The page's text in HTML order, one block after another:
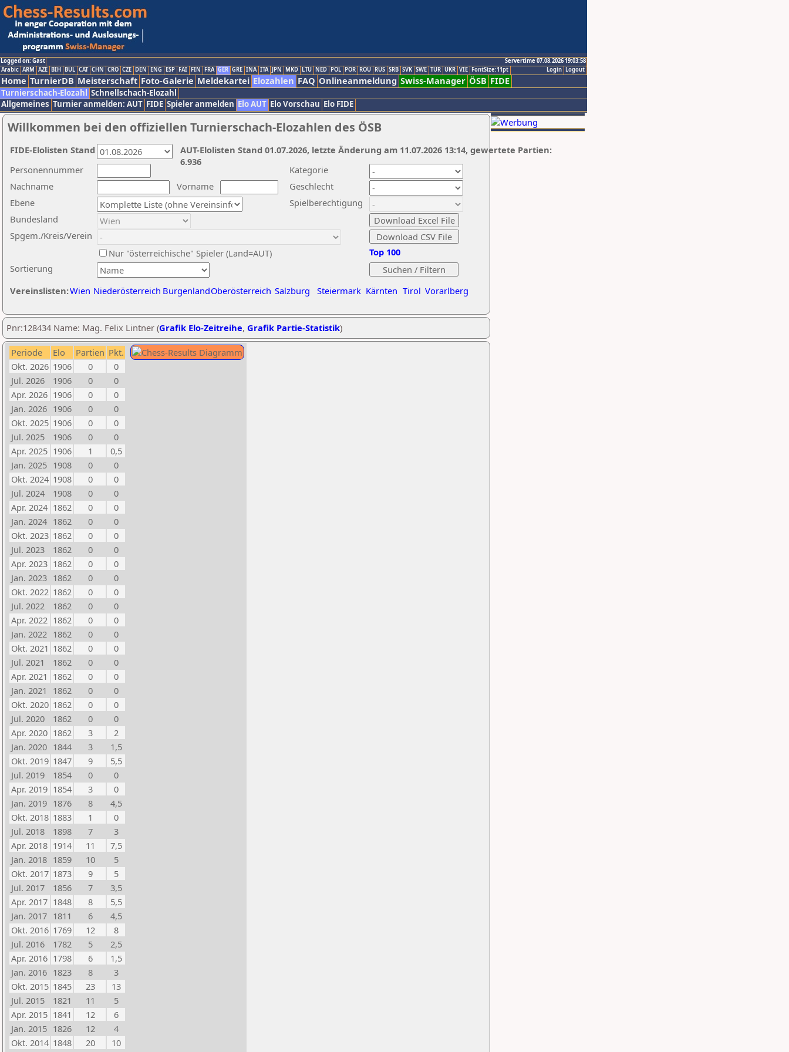
Logged on: Gast
Servertime 07.08.2026 19:03:58
Logout
Login
Arabic ARM AZE BIH BUL CAT CHN CRO CZE DEN ENG ESP FAI FIN FRA GER GRE INA ITA JPN MKD LTU NED POL POR ROU RUS SRB SVK SWE TUR UKR VIE FontSize:11pt
Home TurnierDB Meisterschaft Foto-Galerie Meldekartei Elozahlen FAQ Onlineanmeldung Swiss-Manager ÖSB FIDE
Turnierschach-Elozahl Schnellschach-Elozahl
Allgemeines Turnier anmelden: AUT FIDE Spieler anmelden Elo AUT Elo Vorschau Elo FIDE
Willkommen bei den offiziellen Turnierschach-Elozahlen des ÖSB
Nachname
Vorname
Ebene
Kategorie
Sortierung
Personennummer
Bundesland
Spgem./Kreis/Verein
Geschlecht
Nur "österreichische" Spieler (Land=AUT)
Spielberechtigung
Vereinslisten:Wien Niederösterreich BurgenlandOberösterreich Salzburg Steiermark Kärnten Tirol Vorarlberg
Top 100
AUT-Elolisten Stand 01.07.2026, letzte Änderung am 11.07.2026 13:14, gewertete Partien:
6.936
FIDE-Elolisten Stand
Pnr:128434 Name: Mag. Felix Lintner (Grafik Elo-Zeitreihe, Grafik Partie-Statistik)
Periode Elo Partien Pkt.
Okt. 2026 1906 0
0
Jul. 2026
1906 0
0
Apr. 2026 1906 0
0
Jan. 2026 1906 0
0
Okt. 2025 1906 0
0
Jul. 2025
1906 0
0
Apr. 2025 1906 1
0,5
Jan. 2025 1908 0
0
Okt. 2024 1908 0
0
Jul. 2024
1908 0
0
Apr. 2024 1862 0
0
Jan. 2024 1862 0
0
Okt. 2023 1862 0
0
Jul. 2023
1862 0
0
Apr. 2023 1862 0
0
Jan. 2023 1862 0
0
Okt. 2022 1862 0
0
Jul. 2022
1862 0
0
Apr. 2022 1862 0
0
Jan. 2022 1862 0
0
Okt. 2021 1862 0
0
Jul. 2021
1862 0
0
Apr. 2021 1862 0
0
Jan. 2021
1862 0
0
Okt. 2020 1862 0
0
Jul. 2020
1862 0
0
Apr. 2020 1862 3
2
Jan. 2020 1844 3
1,5
Okt. 2019 1847 9
5,5
Jul. 2019
1854 0
0
Apr. 2019 1854 3
0
Jan. 2019 1876 8
4,5
Okt. 2018 1883 1
0
Jul. 2018
1898 7
3
Apr. 2018 1914 11
7,5
Jan. 2018 1859 10
5
Okt. 2017 1873 9
5
Jul. 2017
1856 7
3,5
Apr. 2017 1848 8
5,5
Jan. 2017 1811 6
4,5
Okt. 2016 1769 12
8
Jul. 2016
1782 5
2,5
Apr. 2016 1798 6
1,5
Jan. 2016 1823 8
3
Okt. 2015 1845 23
13
Jul. 2015
1821 11
5
Apr. 2015 1841 12
6
Jan. 2015 1826 12
4
Okt. 2014 1848 20
10